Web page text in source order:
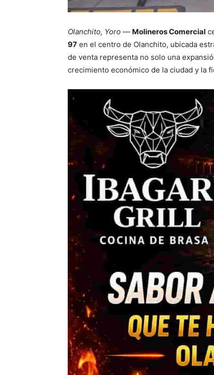
Olanchito, Yoro — Molineros Comercial
97 en el centro de Olanchito, ubicada
de venta representa no solo una
crecimiento económico de la ciudad y la